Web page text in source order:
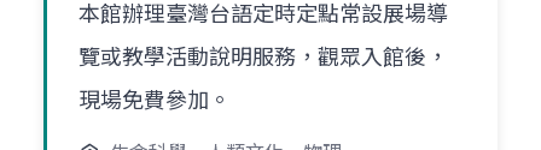
本館辦理臺灣台語定時定點常設展場導
覽或教學活動說明服務，觀眾入館後，
現場免費參加。